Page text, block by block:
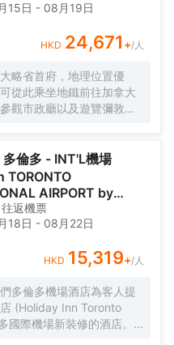
15日 - 08月19日
HKD 24,671 +/人
略省首府，地理位置優
從此乘坐地鐵前往加拿大
觀市政廳以及遊覽彌敦道
內/室外游泳池和佔地面積
供您在這度過悠閒時光。
然後探索魅力多倫多市
鮮嫩肋骨的美味來結束美好
多酒店享受喜來登特色睡
保險箱，咖啡機以及其他
宿。
倫多 - INT'L機場
TORONTO
AIRPORT by
由行套票
往返機票
18日 - 08月22日
HKD 15,319+/人
多倫多機場酒店為客人提
(Holiday Inn Toronto
際機場新裝修的酒店。